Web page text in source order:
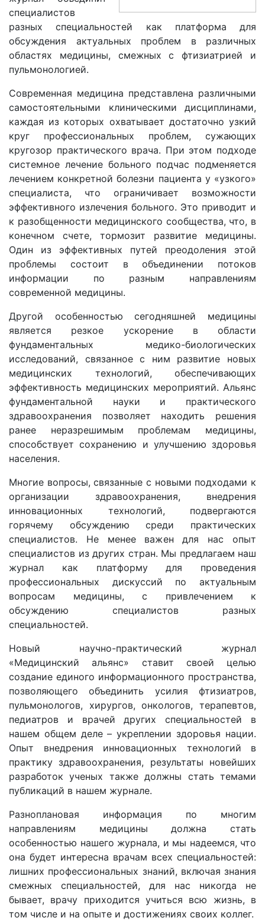
специалистов
разных специальностей как платформа для
обсуждения актуальных проблем в различных
областях медицины, смежных с фтизиатрией и
пульмонологией.
Современная медицина представлена различными
самостоятельными клиническими дисциплинами,
каждая из которых охватывает достаточно узкий
круг профессиональных проблем, сужающих
кругозор практического врача. При этом подходе
системное лечение больного подчас подменяется
лечением конкретной болезни пациента у «узкого»
специалиста, что ограничивает возможности
эффективного излечения больного. Это приводит и
к разобщенности медицинского сообщества, что, в
конечном счете, тормозит развитие медицины.
Один из эффективных путей преодоления этой
проблемы состоит в объединении потоков
информации по разным направлениям
современной медицины.
Другой особенностью сегодняшней медицины
является резкое ускорение в области
фундаментальных медико-биологических
исследований, связанное с ним развитие новых
медицинских технологий, обеспечивающих
эффективность медицинских мероприятий. Альянс
фундаментальной науки и практического
здравоохранения позволяет находить решения
ранее неразрешимым проблемам медицины,
способствует сохранению и улучшению здоровья
населения.
Многие вопросы, связанные с новыми подходами к
организации здравоохранения, внедрения
инновационных технологий, подвергаются
горячему обсуждению среди практических
специалистов. Не менее важен для нас опыт
специалистов из других стран. Мы предлагаем наш
журнал как платформу для проведения
профессиональных дискуссий по актуальным
вопросам медицины, с привлечением к
обсуждению специалистов разных
специальностей.
Новый научно-практический журнал
«Медицинский альянс» ставит своей целью
создание единого информационного пространства,
позволяющего объединить усилия фтизиатров,
пульмонологов, хирургов, онкологов, терапевтов,
педиатров и врачей других специальностей в
нашем общем деле – укреплении здоровья нации.
Опыт внедрения инновационных технологий в
практику здравоохранения, результаты новейших
разработок ученых также должны стать темами
публикаций в нашем журнале.
Разноплановая информация по многим
направлениям медицины должна стать
особенностью нашего журнала, и мы надеемся, что
она будет интересна врачам всех специальностей:
лишних профессиональных знаний, включая знания
смежных специальностей, для нас никогда не
бывает, врачу приходится учиться всю жизнь, в
том числе и на опыте и достижениях своих коллег.